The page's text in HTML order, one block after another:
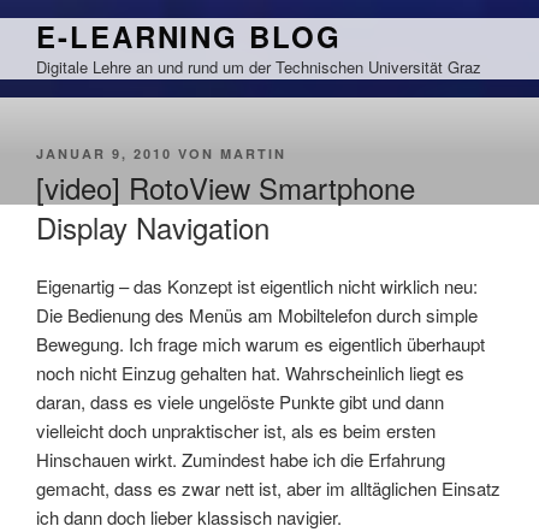
Zum
springen
E-LEARNING BLOG
Digitale Lehre an und rund um der Technischen Universität Graz
VERÖFFENTLICHT
JANUAR 9, 2010 VON MARTIN
[video] RotoView Smartphone
Display Navigation
Eigenartig – das Konzept ist eigentlich nicht wirklich neu:
Die Bedienung des Menüs am Mobiltelefon durch simple
Bewegung. Ich frage mich warum es eigentlich überhaupt
noch nicht Einzug gehalten hat. Wahrscheinlich liegt es
daran, dass es viele ungelöste Punkte gibt und dann
vielleicht doch unpraktischer ist, als es beim ersten
Hinschauen wirkt. Zumindest habe ich die Erfahrung
gemacht, dass es zwar nett ist, aber im alltäglichen Einsatz
ich dann doch lieber klassisch navigier.